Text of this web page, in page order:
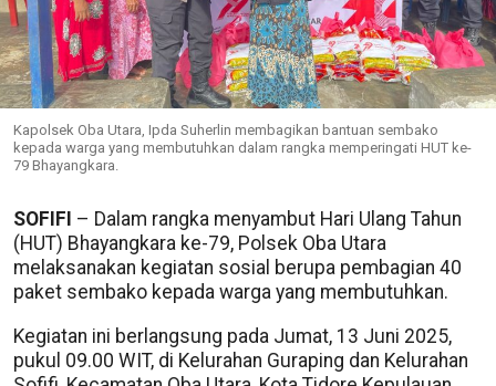
Kapolsek Oba Utara, Ipda Suherlin membagikan bantuan sembako
kepada warga yang membutuhkan dalam rangka memperingati HUT ke-
79 Bhayangkara.
SOFIFI – Dalam rangka menyambut Hari Ulang Tahun
(HUT) Bhayangkara ke-79, Polsek Oba Utara
melaksanakan kegiatan sosial berupa pembagian 40
paket sembako kepada warga yang membutuhkan.
Kegiatan ini berlangsung pada Jumat, 13 Juni 2025,
pukul 09.00 WIT, di Kelurahan Guraping dan Kelurahan